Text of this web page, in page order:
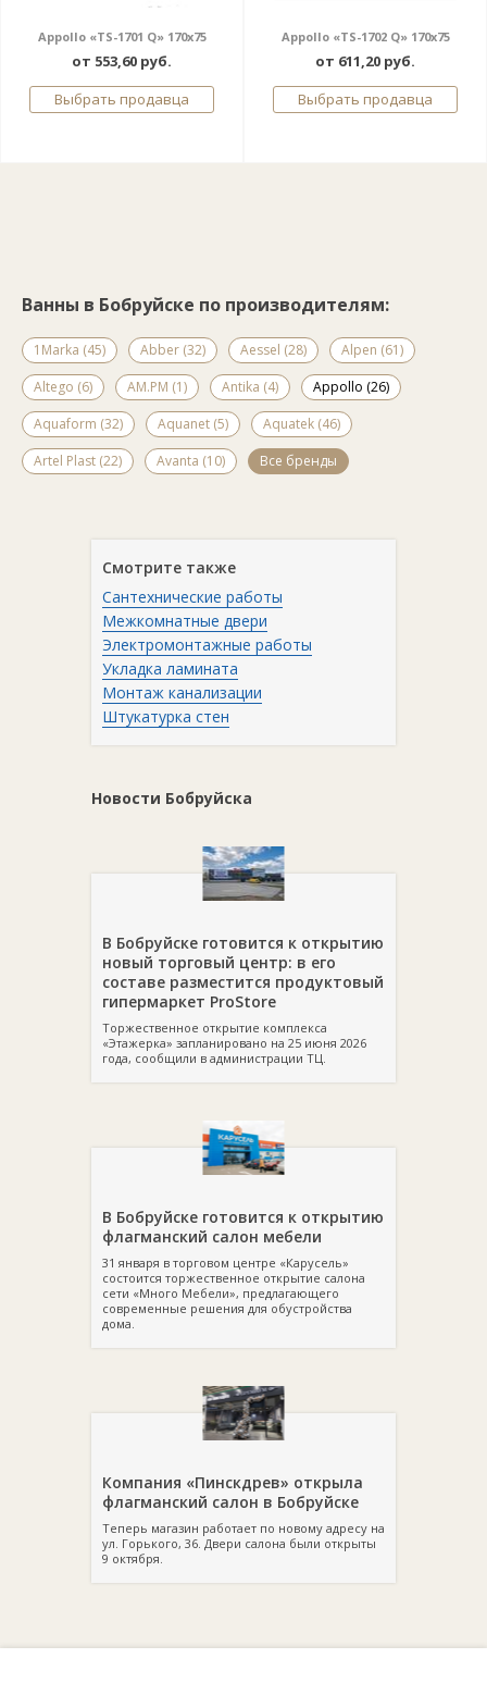
Appollo «TS-1701 Q» 170x75
от 553,60 руб.
Выбрать продавца
Appollo «TS-1702 Q» 170x75
от 611,20 руб.
Выбрать продавца
Ванны в Бобруйске по производителям:
1Marka (45) Abber (32) Aessel (28)
Alpen (61)
Altego (6)
AM.PM (1) Antika (4)
Appollo (26)
Aquaform (32)
Aquanet (5)
Aquatek (46)
Artel Plast (22)
Avanta (10) Все бренды
Смотрите также
Сантехнические работы
Межкомнатные двери
Электромонтажные работы
Укладка ламината
Монтаж канализации
Штукатурка стен
Новости Бобруйска
В Бобруйске готовится к открытию
новый торговый центр: в его
составе разместится продуктовый
гипермаркет ProStore
Торжественное открытие комплекса
«Этажерка» запланировано на 25 июня 2026
года, сообщили в администрации ТЦ.
В Бобруйске готовится к открытию
флагманский салон мебели
31 января в торговом центре «Карусель»
состоится торжественное открытие салона
сети «Много Мебели», предлагающего
современные решения для обустройства
дома.
Компания «Пинскдрев» открыла
флагманский салон в Бобруйске
Теперь магазин работает по новому адресу на
ул. Горького, 36. Двери салона были открыты
9 октября.